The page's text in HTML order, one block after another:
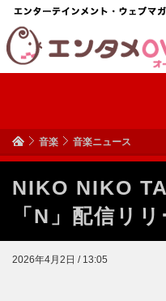
音楽 音楽ニュース
NIKO NIKO
「N」配信リ
2026年4月2日 / 13:05